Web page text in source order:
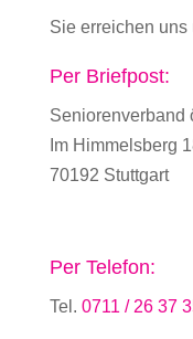
Sie erreichen uns
Per Briefpost:
Seniorenverband
Im Himmelsberg
70192 Stuttgart
Per Telefon:
Tel. 0711 / 26 37